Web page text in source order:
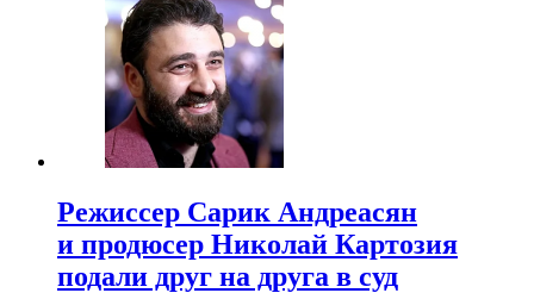
Режиссер Сарик Андреасян
и продюсер Николай Картозия
подали друг на друга в суд